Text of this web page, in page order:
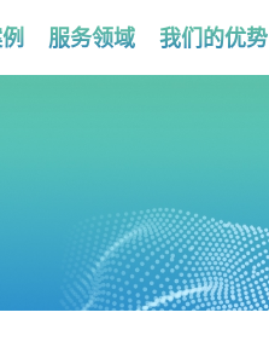
服务领域 我们的优势